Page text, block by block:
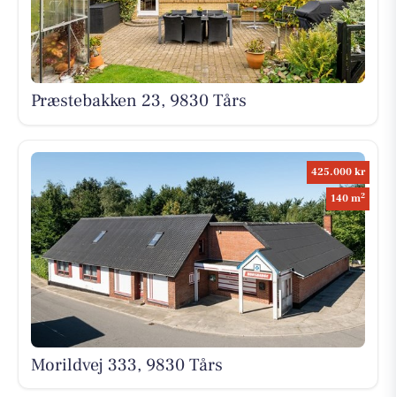
Præstebakken 23, 9830 Tårs
425.000 kr
140 m2
Morildvej 333, 9830 Tårs